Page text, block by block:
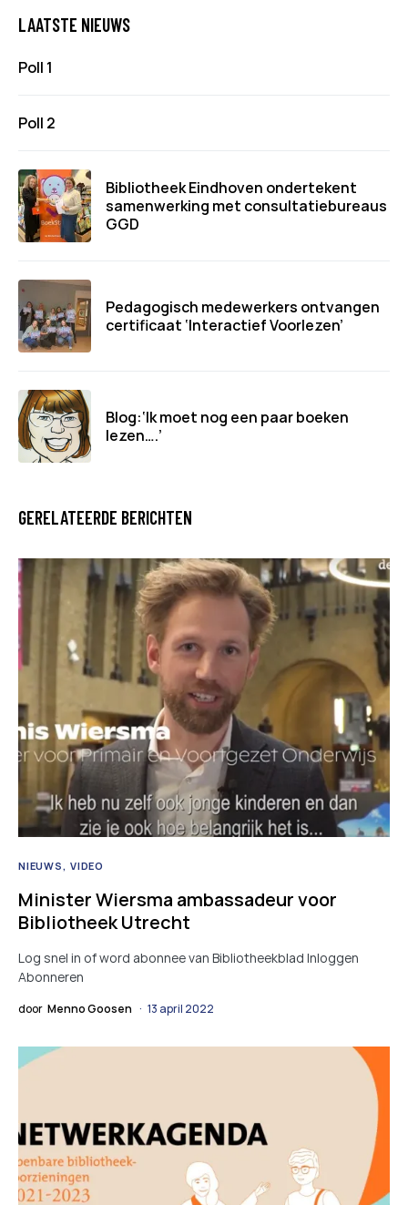
LAATSTE NIEUWS
Poll 1
Poll 2
Bibliotheek Eindhoven ondertekent
samenwerking met consultatiebureaus
GGD
Pedagogisch medewerkers ontvangen
certificaat ‘Interactief Voorlezen’
Blog:‘Ik moet nog een paar boeken
lezen….’
GERELATEERDE BERICHTEN
NIEUWS VIDEO
Minister Wiersma ambassadeur voor
Bibliotheek Utrecht
Log snel in of word abonnee van Bibliotheekblad Inloggen
Abonneren
door Menno Goosen 13 april 2022